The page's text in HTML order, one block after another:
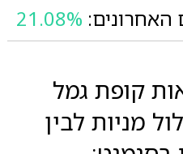
21.08%
קופת גמל
מניות לבין